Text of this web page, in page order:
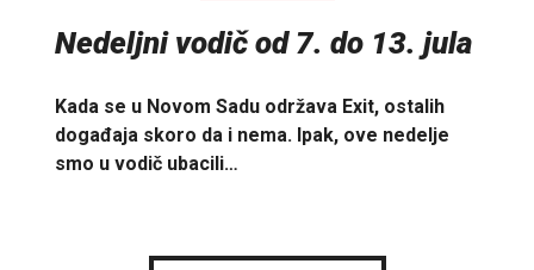
Nedeljni vodič od 7. do 13. jula
Kada se u Novom Sadu održava Exit, ostalih
događaja skoro da i nema. Ipak, ove nedelje
smo u vodič ubacili…